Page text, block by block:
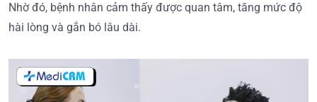
Nhờ đó, bệnh nhân cảm thấy được quan tâm, tăng mức độ
hài lòng và gắn bó lâu dài.